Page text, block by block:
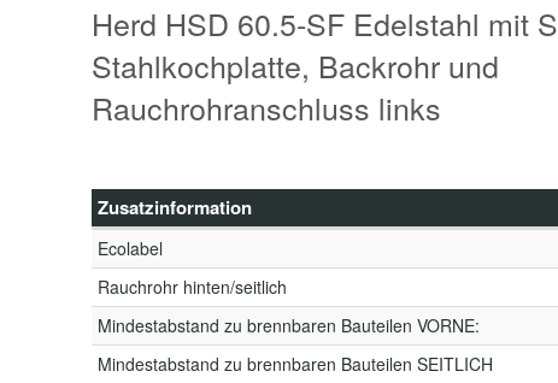
Herd HSD 60.5-SF Edelstahl mit
Stahlkochplatte, Backrohr und
Rauchrohranschluss links
Zusatzinformation
Ecolabel
Rauchrohr hinten/seitlich
Mindestabstand zu brennbaren Bauteilen VORNE:
Mindestabstand zu brennbaren Bauteilen SEITLICH